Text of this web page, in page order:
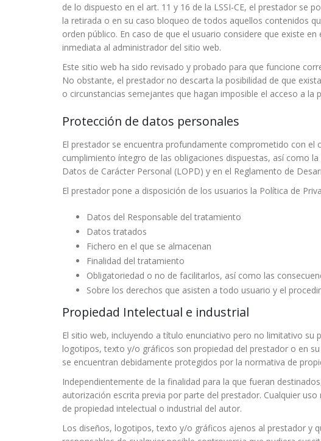
de lo dispuesto en el art. 11 y 16 de la LSSI-CE, el prestador se
la retirada o en su caso bloqueo de todos aquellos contenidos
orden público. En caso de que el usuario considere que existe
inmediata al administrador del sitio web.
Este sitio web ha sido revisado y probado para que funcione
No obstante, el prestador no descarta la posibilidad de que
o circunstancias semejantes que hagan imposible el acceso a la
Protección de datos personales
El prestador se encuentra profundamente comprometido con
cumplimiento íntegro de las obligaciones dispuestas, así como
Datos de Carácter Personal (LOPD) y en el Reglamento de
El prestador pone a disposición de los usuarios la Política de
Datos del Responsable del tratamiento
Datos tratados
Fichero en el que se almacenan
Finalidad del tratamiento
Obligatoriedad o no de facilitarlos, así como las
Sobre los derechos que asisten a todo usuario y el
Propiedad Intelectual e industrial
El sitio web, incluyendo a título enunciativo pero no limitativo
logotipos, texto y/o gráficos son propiedad del prestador o en
se encuentran debidamente protegidos por la normativa de
Independientemente de la finalidad para la que fueran
autorización escrita previa por parte del prestador. Cualquier
de propiedad intelectual o industrial del autor.
Los diseños, logotipos, texto y/o gráficos ajenos al prestador y